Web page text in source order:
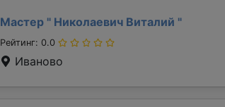
Мастер " Николаевич Виталий "
Рейтинг: 0.0
Иваново